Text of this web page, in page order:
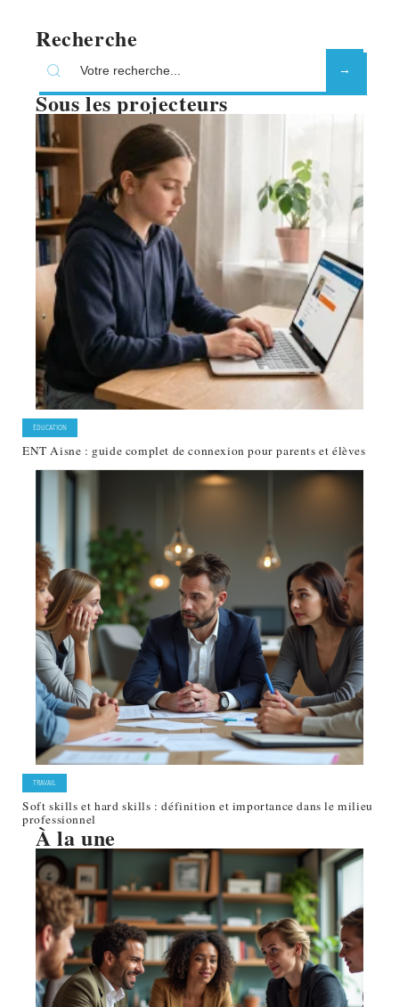
Recherche
Sous les projecteurs
ÉDUCATION
ENT Aisne : guide complet de connexion pour parents et élèves
TRAVAIL
Soft skills et hard skills : définition et importance dans le milieu
professionnel
À la une